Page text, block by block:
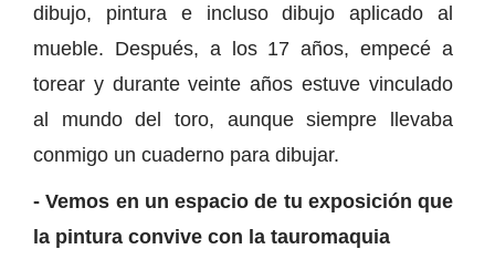
dibujo, pintura e incluso dibujo aplicado al
mueble. Después, a los 17 años, empecé a
torear y durante veinte años estuve vinculado
al mundo del toro, aunque siempre llevaba
conmigo un cuaderno para dibujar.
- Vemos en un espacio de tu exposición que
la pintura convive con la tauromaquia